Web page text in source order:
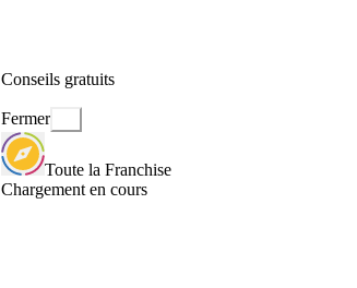
Conseils gratuits
Fermer
Toute la Franchise
Chargement en cours